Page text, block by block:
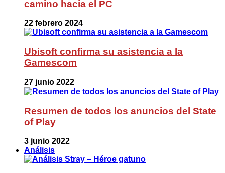
camino hacia el PC
22 febrero 2024
Ubisoft confirma su asistencia a la
Gamescom
27 junio 2022
Resumen de todos los anuncios del State
of Play
3 junio 2022
Análisis